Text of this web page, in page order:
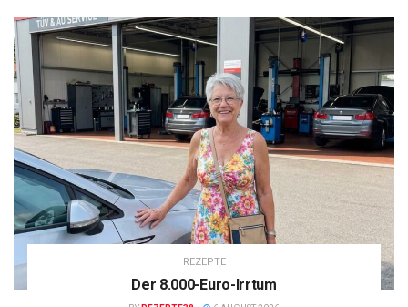
REZEPTE
Der 8.000-Euro-Irrtum